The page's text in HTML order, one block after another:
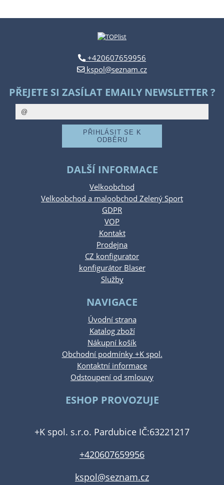
+420607659956
kspol@seznam.cz
PŘEJETE SI ZASÍLAT EMAILY NEWSLETTER ?
DALŠÍ INFORMACE
Velkoobchod
Velkoobchod a maloobchod Zelený Sport
GDPR
VOP
Kontakt
Prodejna
CZ konfigurator
konfigurátor Blaser
Služby
NAVIGACE
Úvodní strana
Katalog zboží
Nákupní košík
Obchodní podmínky +K spol.
Kontaktní informace
Odstoupení od smlouvy
ESHOP PROVOZUJE
+K spol. s.r.o. Pardubice IČ:63221217
+420607659956
kspol@seznam.cz